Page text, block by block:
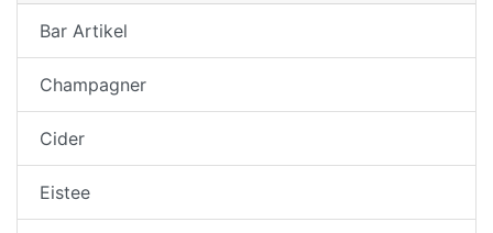
Bar Artikel
Champagner
Cider
Eistee